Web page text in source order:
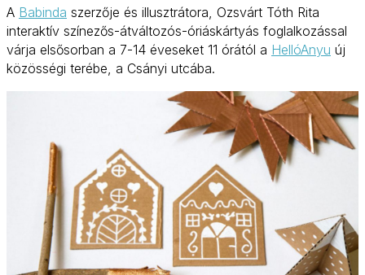
A Babinda szerzője és illusztrátora, Ozsvárt Tóth Rita
interaktív színezős-átváltozós-óriáskártyás foglalkozással
várja elsősorban a 7-14 éveseket 11 órától a HellóAnyu új
közösségi terébe, a Csányi utcába.